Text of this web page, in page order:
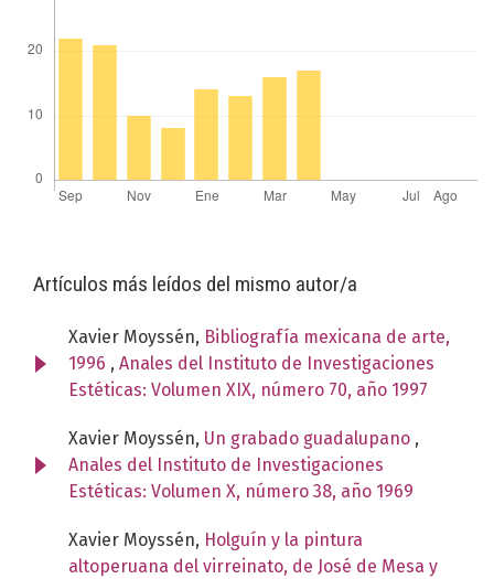
Artículos más leídos del mismo autor/a
Xavier Moyssén, Bibliografía mexicana de arte,
1996 , Anales del Instituto de Investigaciones
Estéticas: Volumen XIX, número 70, año 1997
Xavier Moyssén, Un grabado guadalupano ,
Anales del Instituto de Investigaciones
Estéticas: Volumen X, número 38, año 1969
Xavier Moyssén, Holguín y la pintura
altoperuana del virreinato, de José de Mesa y